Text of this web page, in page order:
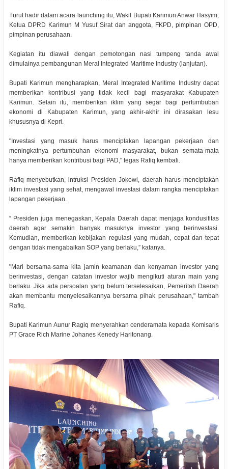
Turut hadir dalam acara launching itu, Wakil Bupati Karimun Anwar Hasyim,
Ketua DPRD Karimun M Yusuf Sirat dan anggota, FKPD, pimpinan OPD,
pimpinan perusahaan.
Kegiatan itu diawali dengan pemotongan nasi tumpeng tanda awal
dimulainya pembangunan Meral Integrated Maritime Industry (lanjutan).
Bupati Karimun mengharapkan, Meral Integrated Maritime Industry dapat
memberikan kontribusi yang tidak kecil bagi masyarakat Kabupaten
Karimun. Selain itu, memberikan iklim yang segar bagi pertumbuban
ekonomi di Kabupaten Karimun, yang akhir-akhir ini dirasakan lesu
khususnya di Kepri.
"Investasi yang masuk harus menciptakan lapangan pekerjaan dan
meningkatnya pertumbuhan ekonomi masyarakat, bukan semata-mata
hanya memberikan kontribusi bagi PAD," tegas Rafiq kembali.
Rafiq menyebutkan, intruksi Presiden Jokowi, daerah harus menciptakan
iklim investasi yang sehat, mengawal investasi dalam rangka menciptakan
lapangan pekerjaan.
“ Presiden juga menegaskan, Kepala Daerah dapat menjaga kondusifitas
daerah agar semakin banyak masuknya investor yang berinvestasi.
Kemudian, memberikan kebijakan regulasi yang mudah, cepat dan tepat
dengan tidak mengabaikan SOP yang berlaku,” katanya.
"Mari bersama-sama kita jamin keamanan dan kenyaman investor yang
berinvestasi, dengan catatan investor wajib mengikuti aturan main yang
berlaku. Jika ada persoalan yang belum terselesaikan, Pemeritah Daerah
akan membantu menyelesaikannya bersama pihak perusahaan," tambah
Rafiq.
Bupati Karimun Aunur Ragiq menyerahkan cenderamata kepada Komisaris
PT Grace Rich Marine Johanes Kenedy Haritonang.